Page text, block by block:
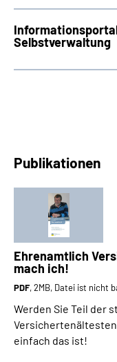
Selbstverwaltung
Publikationen
Ehrenamtlich
mach ich!
PDF, 2MB, Datei ist nicht
Werden Sie Teil der
einfach das ist!